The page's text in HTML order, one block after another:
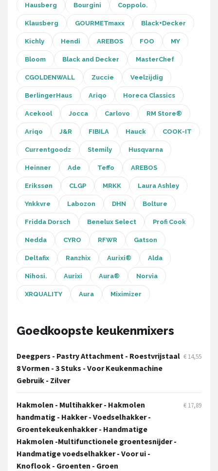
Hausberg Bourgini Coppolo.
Klausberg GOURMETmaxx Black+Decker
Kichly Hendi AREBOS FOO MY
Bloom Black and Decker MasterChef
CGOLDENWALL Zuccie Veelzijdig
BerlingerHaus Ariqo Horeca Classics
Acekool Jocca Carlovo RM Store®
Ariqo J&R FIBILA Hauck COOK-IT
Currentgoodz Stemily Husqvarna
Heinner Ade Teffo AREBOS
Erikssøn CLGP MRKK Laura Ashley
Ynkkvre Labozon DHN Bolture
Fridda Dorsch Benelux Select Profi Cook
Nedda CYRO RFWR Gatson
Deltafix Ranzhix Aurixi® Alda
Nihosi. Aurixi Aura® Norvia
XRQUALITY Aura Miximizer
Goedkoopste keukenmixers
Deegpers - Pastry Attachment - Roestvrijstaal
8 Vormen - 3 Stuks - Voor Keukenmachine
Gebruik - Zilver
€ 14,55
Hakmolen - Multihakker - Hakmolen
handmatig - Hakker - Voedselhakker -
Groentekeukenhakker - Handmatige
Hakmolen -Multifunctionele groentesnijder -
Handmatige voedselhakker - Voor ui -
Knoflook - Groenten - Groen
€ 17,89